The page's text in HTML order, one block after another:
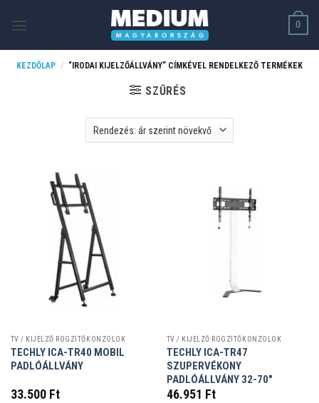
0
KEZDŐLAP / “IRODAI KIJELZŐÁLLVÁNY” CÍMKÉVEL RENDELKEZŐ TERMÉKEK
SZŰRÉS
TV / KIJELZŐ RÖGZÍTŐKONZOLOK
TECHLY ICA-TR40 MOBIL
PADLÓÁLLVÁNY
33.500 Ft
TV / KIJELZŐ RÖGZÍTŐKONZOLOK
TECHLY ICA-TR47
SZUPERVÉKONY
PADLÓÁLLVÁNY 32-70″
46.951 Ft